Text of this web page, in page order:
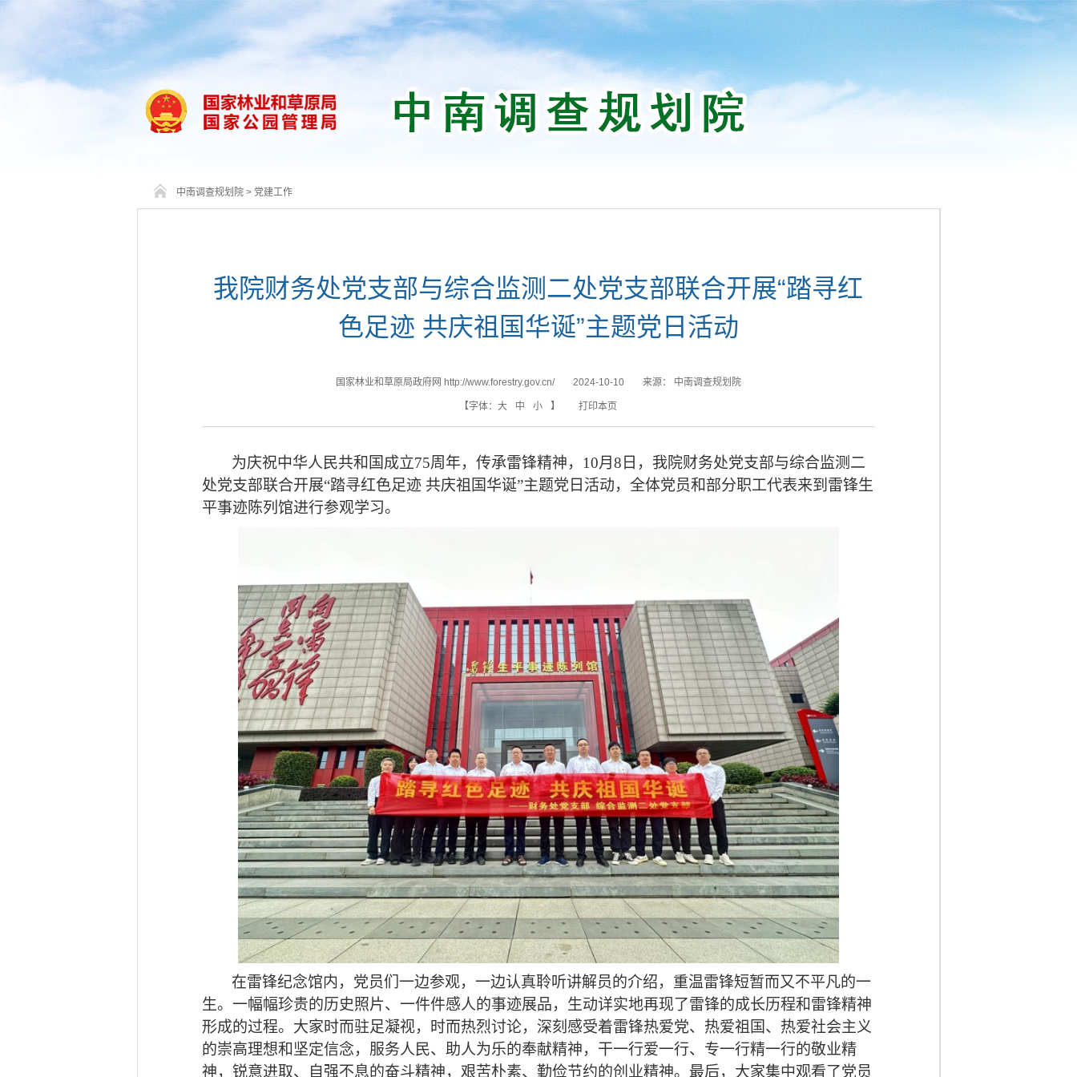
中南调查规划院 > 党建工作
我院财务处党支部与综合监测二处党支部联合开展“踏寻红
色足迹 共庆祖国华诞”主题党日活动
国家林业和草原局政府网 http://www.forestry.gov.cn/ 2024-10-10 来源： 中南调查规划院
【字体： 大 中 小 】 打印本页
为庆祝中华人民共和国成立75周年，传承雷锋精神， 10月8日，我院财务处党支部与综合监测二
处党支部联合开展“踏寻红色足迹 共庆祖国华诞”主题党日活动， 全体党员和部分职工代表来到雷锋生
平事迹陈列馆进行参观学习。
在雷锋纪念馆内，党员们一边参观，一边认真聆听讲解员的介绍，重温雷锋短暂而又不平凡的一
生。一幅幅珍贵的历史照片、一件件感人的事迹展品，生动详实地再现了雷锋的成长历程和雷锋精神
形成的过程。大家时而驻足凝视，时而热烈讨论，深刻感受着雷锋热爱党、热爱祖国、热爱社会主义
的崇高理想和坚定信念，服务人民、助人为乐的奉献精神，干一行爱一行、专一行精一行的敬业精
神，锐意进取、自强不息的奋斗精神，艰苦朴素、勤俭节约的创业精神。最后，大家集中观看了党员